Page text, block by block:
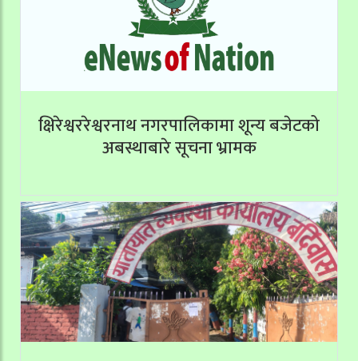
क्षिरेश्वररेश्वरनाथ नगरपालिकामा शून्य बजेटको
अबस्थाबारे सूचना भ्रामक